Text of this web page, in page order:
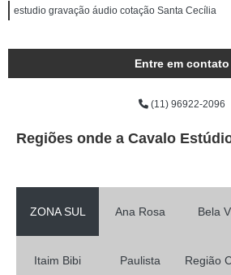
estudio gravação áudio cotação Santa Cecília
Entre em contato
(11) 96922-2096
Regiões onde a Cavalo
ZONA SUL Ana Rosa Bela
Itaim Bibi Paulista Região